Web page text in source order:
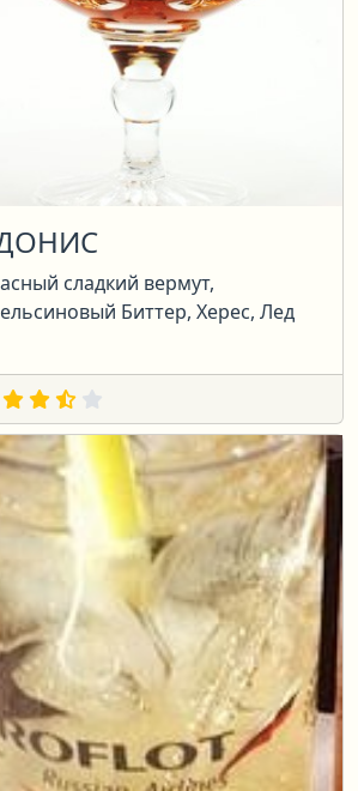
сладкий вермут,
Биттер, Херес, Лед